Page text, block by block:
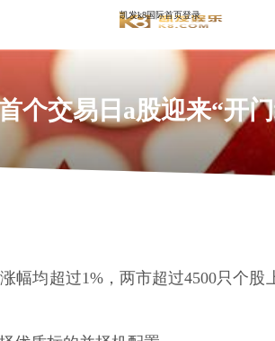
凯发k8国际首页登录
个交易日a股迎来“开
幅均超过1%，两市超过4500只个